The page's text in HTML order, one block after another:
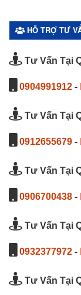
HỖ TRỢ TƯ
Tư Vấn Tại
0904991912 -
Tư Vấn Tại
0912655679 -
Tư Vấn Tại
0906700438 -
Tư Vấn Tại
0932377972 -
Tư Vấn Tại